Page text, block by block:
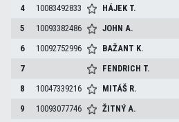
4
10083492833 HÁJEK T.
5
10093382486 JOHNA.
6
10092752996 BAŽANT K.
7
FENDRICH T.
8
10047339216 MITÁŠ R.
9
10093077746 ŽITNÝA.